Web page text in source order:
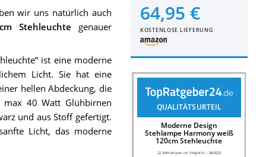
64,95 €
KOSTENLOSE LIEFERUNG
QUALITÄTSURTEIL
Moderne Design
Stehlampe Harmony weiß
120cm Stehleuchte
22 Stehlampen im Vergleich– 08/2023
wir uns natürlich auch
Stehleuchte genauer
ist eine moderne
Licht. Sie hat eine
hellen Abdeckung, die
40 Watt Glühbirnen
und aus Stoff gefertigt.
Licht, das moderne